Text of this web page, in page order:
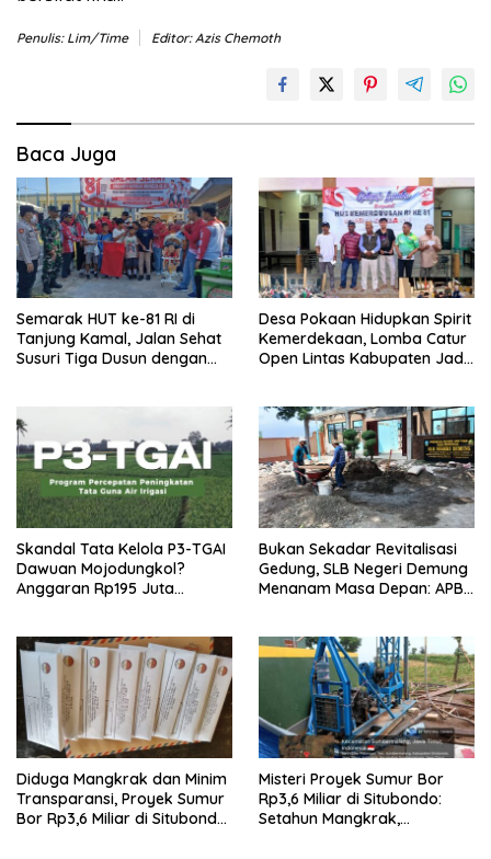
Penulis: Lim/Time Editor: Azis Chemoth
Baca Juga
Semarak HUT ke-81 RI di
Tanjung Kamal, Jalan Sehat
Susuri Tiga Dusun dengan
Desa Pokaan Hidupkan Spirit
Kemerdekaan, Lomba Catur
Open Lintas Kabupaten Jadi
Skandal Tata Kelola P3-TGAI
Dawuan Mojodungkol?
Anggaran Rp195 Juta
Swakelola Petani
Bukan Sekadar Revitalisasi
Gedung, SLB Negeri Demung
Menanam Masa Depan: APBN
Khusus Menjadi Kemandirian
Diduga Mangkrak dan Minim
Transparansi, Proyek Sumur
Bor Rp3,6 Miliar di Situbondo
Misteri Proyek Sumur Bor
Rp3,6 Miliar di Situbondo:
Setahun Mangkrak,